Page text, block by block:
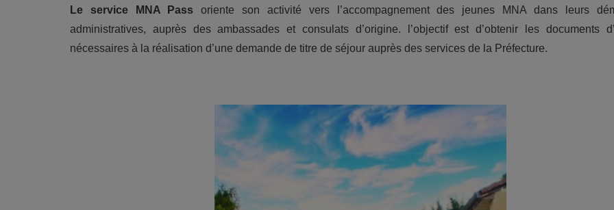
Le service MNA Pass oriente son activité vers l’accompagnement des jeunes MNA dans leurs
administratives, auprès des ambassades et consulats d’origine. l’objectif est d’obtenir les documents
nécessaires à la réalisation d’une demande de titre de séjour auprès des services de la Préfecture.